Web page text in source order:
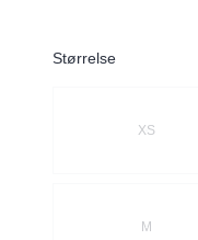
Størrelse
XS
M